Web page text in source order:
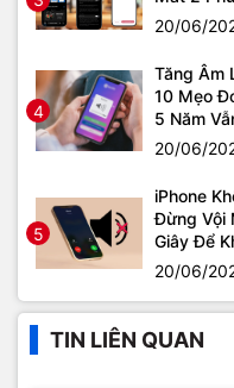
20/06/
4
Tăng Âm
10 Mẹo
5 Năm
20/06/
5
iPhone
Đừng Vội
Giây Để
20/06/
TIN LIÊN QUAN